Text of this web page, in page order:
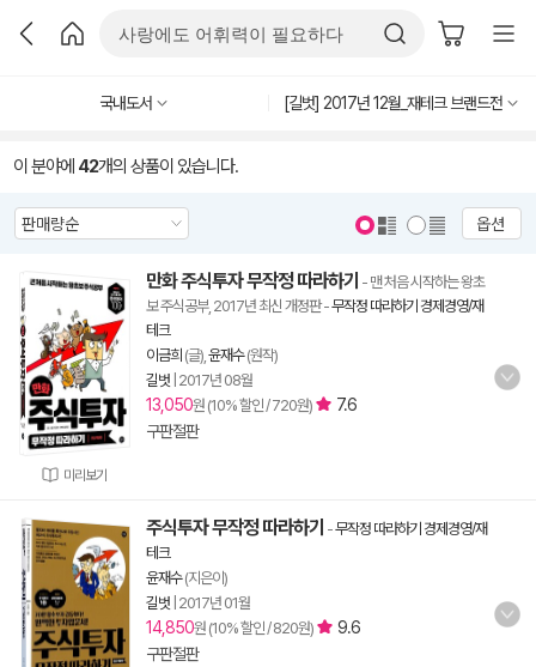
국내도서 [길벗] 2017년 12월_재테크 브랜드전
이 분야에 42개의 상품이 있습니다.
옵션
미리보기
만화 주식투자 무작정 따라하기 - 맨 처음 시작하는 왕초
보 주식공부, 2017년 최신 개정판-무작정 따라하기 경제경영/재
테크
이금희 (글), 윤재수(원작)
길벗 2017년 08월
13,050원 (10% 할인 / 720원)
7.6
구판절판
주식투자 무작정 따라하기 -무작정 따라하기 경제경영/재
테크
윤재수(지은이)
길벗 2017년 01월
14,850원 (10% 할인 / 820원)
9.6
구판절판